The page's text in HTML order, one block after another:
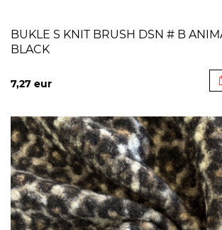
BUKLE S KNIT BRUSH DSN # B
BLACK
7,27 eur